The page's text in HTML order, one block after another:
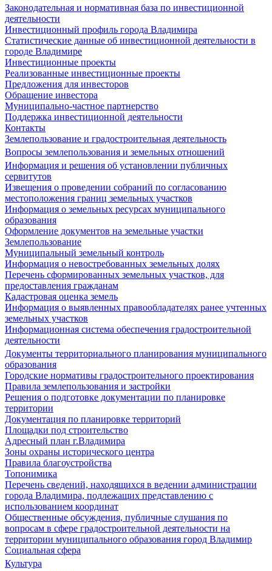
Законодательная и нормативная база по инвестиционной
деятельности
Инвестиционный профиль города Владимира
Статистические данные об инвестиционной деятельности в
городе Владимире
Инвестиционные проекты
Реализованные инвестиционные проекты
Предложения для инвесторов
Обращение инвестора
Муниципально-частное партнерство
Поддержка инвестиционной деятельности
Контакты
Землепользование и градостроительная деятельность
Вопросы землепользования и земельных отношений
Информация и решения об установлении публичных
сервитутов
Извещения о проведении собраний по согласованию
местоположения границ земельных участков
Информация о земельных ресурсах муниципального
образования
Оформление документов на земельные участки
Землепользование
Муниципальный земельный контроль
Информация о невостребованных земельных долях
Перечень сформированных земельных участков, для
предоставления гражданам
Кадастровая оценка земель
Информация о выявленных правообладателях ранее учтенных
земельных участков
Информационная система обеспечения градостроительной
деятельности
Документы территориального планирования муниципального
образования
Городские нормативы градостроительного проектирования
Правила землепользования и застройки
Решения о подготовке документации по планировке
территории
Документация по планировке территорий
Площадки под строительство
Адресный план г.Владимира
Зоны охраны исторического центра
Правила благоустройства
Топонимика
Перечень сведений, находящихся в ведении администрации
города Владимира, подлежащих представлению с
использованием координат
Общественные обсуждения, публичные слушания по
вопросам в сфере градостроительной деятельности на
территории муниципального образования город Владимир
Социальная сфера
Культура